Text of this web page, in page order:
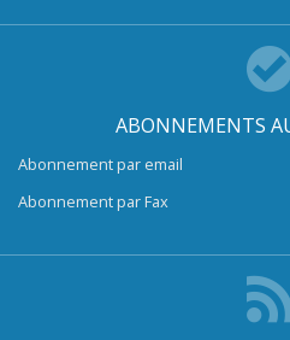
ABONNEMENTS
Abonnement par email
Abonnement par Fax